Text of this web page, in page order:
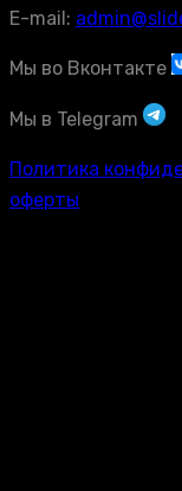
E-mail:
Мы во Вконтакте
Мы в Telegram
Политика
оферты